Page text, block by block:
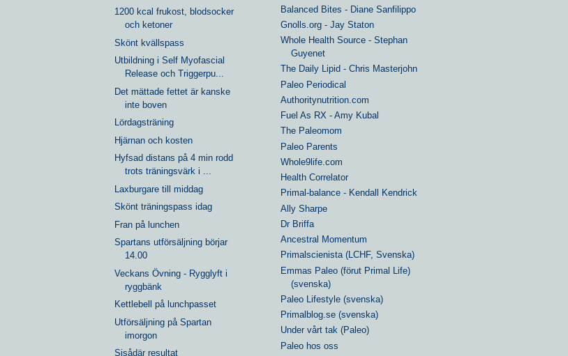
Balanced Bites - Diane Sanfilippo
Gnolls.org - Jay Staton
Whole Health Source - Stephan
Guyenet
The Daily Lipid - Chris Masterjohn
Paleo Periodical
Authoritynutrition.com
Fuel As RX - Amy Kubal
The Paleomom
Paleo Parents
Whole9life.com
Health Correlator
Primal-balance - Kendall Kendrick
Ally Sharpe
Dr Briffa
Ancestral Momentum
Primalscienista (LCHF, Svenska)
Emmas Paleo (förut Primal Life)
(svenska)
Paleo Lifestyle (svenska)
Primalblog.se (svenska)
Under vårt tak (Paleo)
Paleo hos oss
1200 kcal frukost, blodsocker
och ketoner
Skönt kvällspass
Utbildning i Self Myofascial
Release och Triggerpu...
Det mättade fettet är kanske
inte boven
Lördagsträning
Hjärnan och kosten
Hyfsad distans på 4 min rodd
trots träningsvärk i ...
Laxburgare till middag
Skönt träningspass idag
Fran på lunchen
Spartans utförsäljning börjar
14.00
Veckans Övning - Rygglyft i
ryggbänk
Kettlebell på lunchpasset
Utförsäljning på Spartan
imorgon
Sisådär resultat